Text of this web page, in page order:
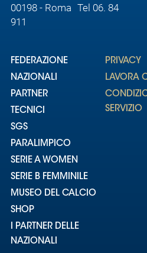
00198 - Roma Tel 06. 84
911
FEDERAZIONE
NAZIONALI
PARTNER
TECNICI
SGS
PARALIMPICO
SERIE A WOMEN
SERIE B FEMMINILE
MUSEO DEL CALCIO
SHOP
I PARTNER DELLE
NAZIONALI
PRIVACY
LAVORA
SERVIZIO